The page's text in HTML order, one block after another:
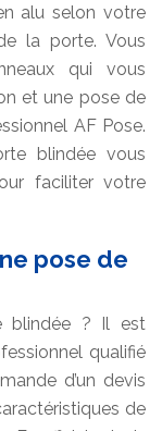
alu selon votre
la porte. Vous
qui vous
et une pose de
AF Pose.
blindée vous
faciliter votre
pose de
blindée ? Il est
qualifié
d’un devis
de